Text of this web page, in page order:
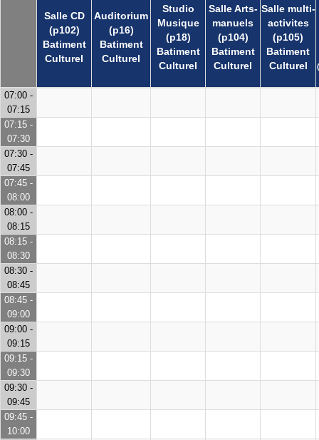
Salle CD
(p102)
Batiment
Culturel
Auditorium
(p16)
Batiment
Culturel
Studio
Musique
(p18)
Batiment
Culturel
Salle Arts-
manuels
(p104)
Batiment
Culturel
Salle multi-
activites
(p105)
Batiment
Culturel
07:00 -
07:15
07:15 -
07:30
07:30 -
07:45
07:45 -
08:00
08:00 -
08:15
08:15 -
08:30
08:30 -
08:45
08:45 -
09:00
09:00 -
09:15
09:15 -
09:30
09:30 -
09:45
09:45 -
10:00